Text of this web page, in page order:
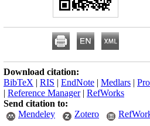
Download citation:
BibTeX | RIS | EndNote | Medlars |
| Reference Manager| RefWorks
Send citation to:
Mendeley
Zotero